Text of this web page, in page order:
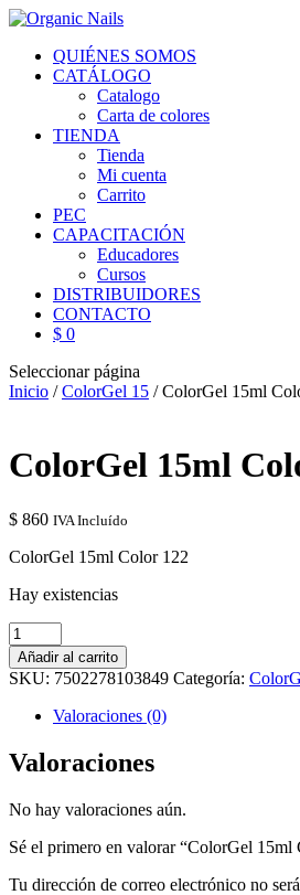
QUIÉNES SOMOS
CATÁLOGO
Catalogo
Carta de colores
TIENDA
Tienda
Mi cuenta
Carrito
PEC
CAPACITACIÓN
Educadores
Cursos
DISTRIBUIDORES
CONTACTO
$ 0
Seleccionar página
Inicio /ColorGel 15 / ColorGel 15ml
ColorGel 15ml
$ 860 IVA Incluído
ColorGel 15ml Color 122
Hay existencias
ColorGel
15ml
Color
122
cantidad
Añadir al carrito
SKU: 7502278103849 Categoría:
Valoraciones (0)
Valoraciones
No hay valoraciones aún.
Sé el primero en valorar “ColorGel 15ml
Tu dirección de correo electrónico no